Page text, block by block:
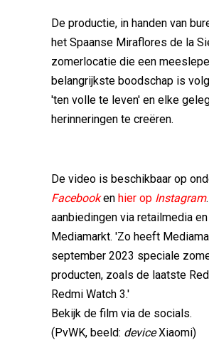
De productie, in handen van
het Spaanse Miraflores de la
zomerlocatie die een
belangrijkste boodschap is
'ten volle te leven' en elke
herinneringen te creëren.
De video is beschikbaar op
Facebooken hier op Instagram
aanbiedingen via retailmedia
Mediamarkt. 'Zo heeft
september 2023 speciale
producten, zoals de laatste
Redmi Watch 3.'
Bekijk de film via de socials.
(PvWK, beeld: deviceXiaomi)